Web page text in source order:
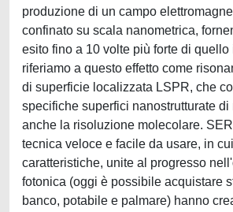
produzione di un campo
confinato su scala nanometrica,
esito fino a 10 volte più forte di
riferiamo a questo effetto come
di superficie localizzata LSPR, che
specifiche superfici nanostrutturate
anche la risoluzione molecolare.
tecnica veloce e facile da usare, in
caratteristiche, unite al progresso
fotonica (oggi è possibile acquistare
banco, potabile e palmare) hanno